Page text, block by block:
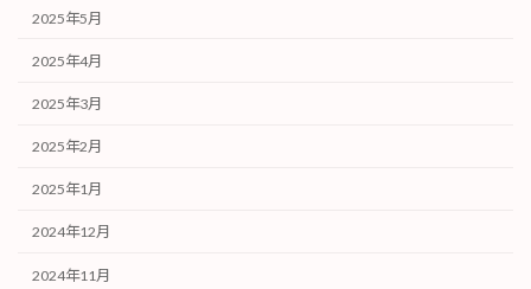
2025年5月
2025年4月
2025年3月
2025年2月
2025年1月
2024年12月
2024年11月